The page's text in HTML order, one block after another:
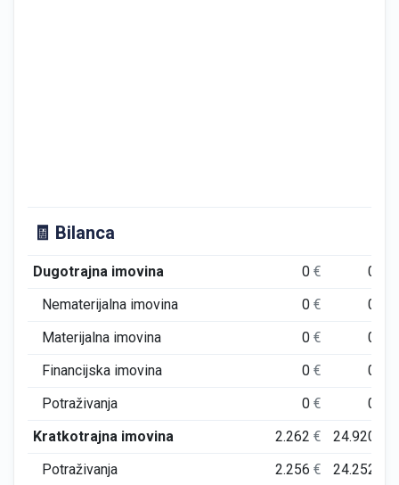
🧾 Bilanca
Dugotrajna imovina 0€ 0
Nematerijalna imovina
0€ 0
Materijalna imovina
0€ 0
Financijska imovina
0€ 0
Potraživanja
0€ 0
Kratkotrajna imovina
2.262€ 24.920
Potraživanja
2.256€ 24.252